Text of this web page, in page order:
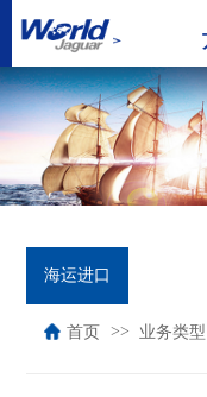
海运进口
首页 业务类型